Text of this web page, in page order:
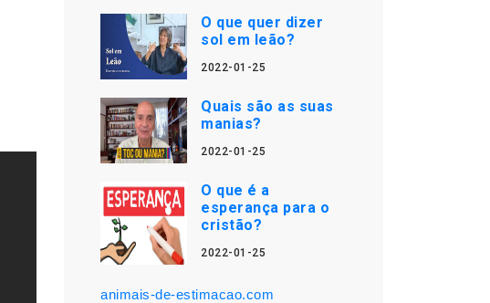
O que quer dizer
sol em leão?
2022-01-25
Quais são as suas
manias?
2022-01-25
O que é a
esperança para o
cristão?
2022-01-25
animais-de-estimacao.com